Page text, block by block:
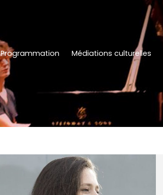
Programmation Médiations culturelles